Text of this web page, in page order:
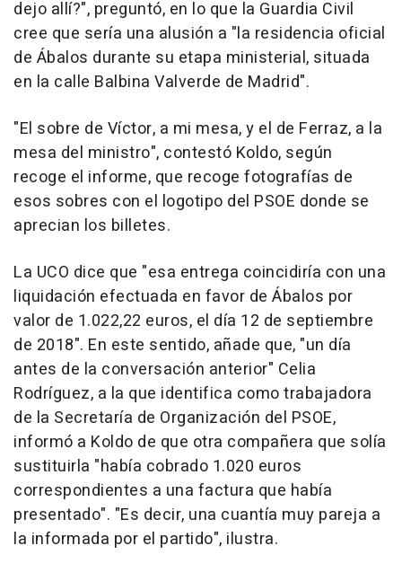
dejo allí?", preguntó, en lo que la Guardia Civil
cree que sería una alusión a "la residencia oficial
de Ábalos durante su etapa ministerial, situada
en la calle Balbina Valverde de Madrid".
"El sobre de Víctor, a mi mesa, y el de Ferraz, a la
mesa del ministro", contestó Koldo, según
recoge el informe, que recoge fotografías de
esos sobres con el logotipo del PSOE donde se
aprecian los billetes.
La UCO dice que "esa entrega coincidiría con una
liquidación efectuada en favor de Ábalos por
valor de 1.022,22 euros, el día 12 de septiembre
de 2018". En este sentido, añade que, "un día
antes de la conversación anterior" Celia
Rodríguez, a la que identifica como trabajadora
de la Secretaría de Organización del PSOE,
informó a Koldo de que otra compañera que solía
sustituirla "había cobrado 1.020 euros
correspondientes a una factura que había
presentado". "Es decir, una cuantía muy pareja a
la informada por el partido", ilustra.